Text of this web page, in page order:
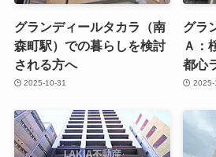
グランディールタカラ（南
森町駅）での暮らしを検討
される方へ
2025-10-31
グラ
Ａ：
都心
2025-